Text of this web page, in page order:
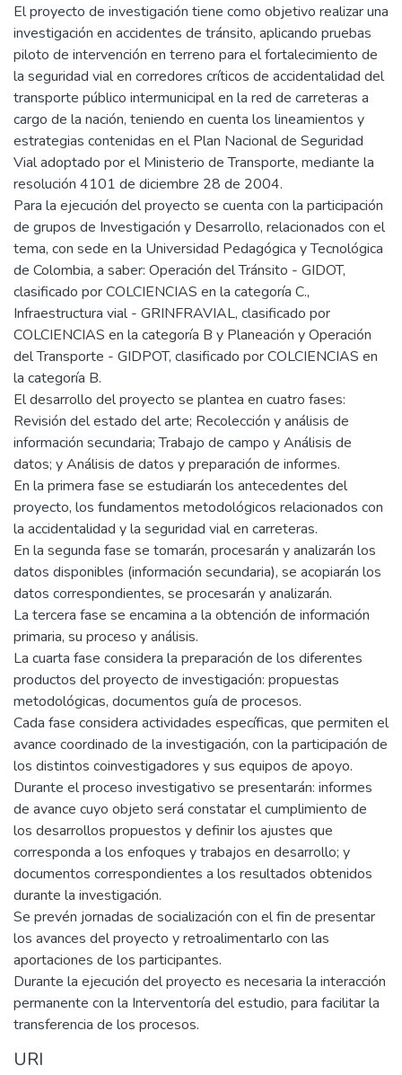
El proyecto de investigación tiene como objetivo realizar una
investigación en accidentes de tránsito, aplicando pruebas
piloto de intervención en terreno para el fortalecimiento de
la seguridad vial en corredores críticos de accidentalidad del
transporte público intermunicipal en la red de carreteras a
cargo de la nación, teniendo en cuenta los lineamientos y
estrategias contenidas en el Plan Nacional de Seguridad
Vial adoptado por el Ministerio de Transporte, mediante la
resolución 4101 de diciembre 28 de 2004.
Para la ejecución del proyecto se cuenta con la participación
de grupos de Investigación y Desarrollo, relacionados con el
tema, con sede en la Universidad Pedagógica y Tecnológica
de Colombia, a saber: Operación del Tránsito - GIDOT,
clasificado por COLCIENCIAS en la categoría C.,
Infraestructura vial - GRINFRAVIAL, clasificado por
COLCIENCIAS en la categoría B y Planeación y Operación
del Transporte - GIDPOT, clasificado por COLCIENCIAS en
la categoría B.
El desarrollo del proyecto se plantea en cuatro fases:
Revisión del estado del arte; Recolección y análisis de
información secundaria; Trabajo de campo y Análisis de
datos; y Análisis de datos y preparación de informes.
En la primera fase se estudiarán los antecedentes del
proyecto, los fundamentos metodológicos relacionados con
la accidentalidad y la seguridad vial en carreteras.
En la segunda fase se tomarán, procesarán y analizarán los
datos disponibles (información secundaria), se acopiarán los
datos correspondientes, se procesarán y analizarán.
La tercera fase se encamina a la obtención de información
primaria, su proceso y análisis.
La cuarta fase considera la preparación de los diferentes
productos del proyecto de investigación: propuestas
metodológicas, documentos guía de procesos.
Cada fase considera actividades específicas, que permiten el
avance coordinado de la investigación, con la participación de
los distintos coinvestigadores y sus equipos de apoyo.
Durante el proceso investigativo se presentarán: informes
de avance cuyo objeto será constatar el cumplimiento de
los desarrollos propuestos y definir los ajustes que
corresponda a los enfoques y trabajos en desarrollo; y
documentos correspondientes a los resultados obtenidos
durante la investigación.
Se prevén jornadas de socialización con el fin de presentar
los avances del proyecto y retroalimentarlo con las
aportaciones de los participantes.
Durante la ejecución del proyecto es necesaria la interacción
permanente con la Interventoría del estudio, para facilitar la
transferencia de los procesos.
URI